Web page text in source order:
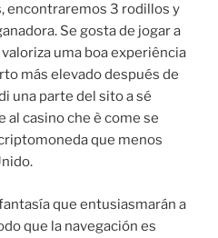
encontraremos 3 rodillos y
Se gosta de jogar a
uma boa experiência
más elevado después de
una parte del sito a sé
casino che è come se
que menos
que entusiasmarán a
que la navegación es